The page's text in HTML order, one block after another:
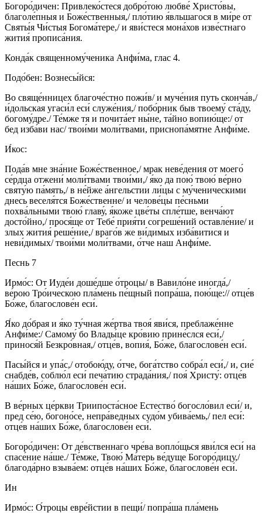
Богоро́дичен: Привлеко́стеся добро́тою любве́ Христо́вы,
благоле́пныя и Боже́ственныя,/ пло́тию я́вльшагося в ми́ре от
Святы́я Чи́стыя Богома́тере,/ и яви́стеся мона́хов изве́стнаго
жития́ прописа́ния.
Конда́к священному́ченика Анфи́ма, глас 4.
Подо́бен: Вознесы́йся:
Во свяще́нницех благоче́стно пожи́в/ и муче́ния путь сконча́в,/
и́дольская угаси́л еси́ служе́ния,/ побо́рник быв твоему́ ста́ду,
богому́дре./ Те́мже тя и почита́ет ны́не, та́йно вопию́ще:/ от
бед изба́ви нас/ твои́ми моли́твами, приснопа́мятне Анфи́ме.
И́кос:
Пода́в мне зна́ние Боже́ственное,/ мрак неве́дения от моего́
се́рдца отжени́ моли́твами твои́ми,/ я́ко да пою́ твою́ ве́рно
святу́ю па́мять,/ в не́йже а́нгельстии ли́цы с му́ченическими
днесь веселя́тся Боже́ственне/ и челове́цы пе́сньми
похва́льными твою́ главу́, я́коже цве́ты спле́тше, венча́ют
досто́йно,/ прося́ще от Тебе́ прия́ти согреше́ний оставле́ние/ и
злых жития́ реше́ние,/ враго́в же ви́димых изба́витися и
неви́димых/ твои́ми моли́твами, о́тче наш Анфи́ме.
Песнь 7
Ирмо́с: От Иуде́и доше́дше о́троцы/ в Вавило́не иногда́,/
ве́рою Тро́ическою пла́мень пе́щный попра́ша, пою́ще:// отце́в
Бо́же, благослове́н еси́.
Я́ко до́брая и я́ко ту́чная же́ртва твоя́ яви́ся, преблаже́нне
Анфи́ме:/ Самому́ бо Влады́це кро́вию прине́слся еси́,/
принося́й Безкро́вная,/ отце́в, вопия́, Бо́же, благослове́н еси́.
Пасы́йся и упа́с,/ отобою́ду, о́тче, бога́тство собра́л еси́,/ и, сие́
снабде́в, соблю́л еси́ печа́тию страда́ния,/ поя́ Христу́: отце́в
на́ших Бо́же, благослове́н еси́.
В ве́рных це́ркви Триипоста́сное Естество́ богосло́вил еси́/ и,
пред се́ю, богоно́се, непра́ведных судо́м убива́емь,/ пел еси́:
отце́в на́ших Бо́же, благослове́н еси́.
Богоро́дичен: От де́вственнаго чре́ва вопло́щься яви́лся еси́ на
спасе́ние на́ше./ Те́мже, Твою́ Ма́терь ве́дуще Богоро́дицу,/
благода́рно взыва́ем: отце́в на́ших Бо́же, благослове́н еси́.
Ин
Ирмо́с: О́троцы евре́йстии в пещи́/ попра́ша пла́мень